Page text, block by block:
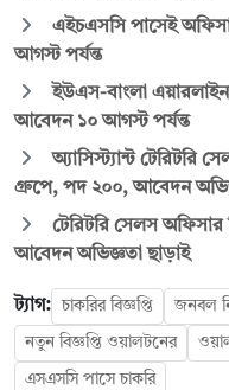
এইচএসসি পাসেই
আগস্ট পর্যন্ত
ইউএস-বাংলা
আবেদন ১০ আগস্ট পর্যন্ত
অ্যাসিস্ট্যান্ট টেরিটরি
গ্রুপে, পদ ২০০, আবেদন
টেরিটরি সেলস
আবেদন অভিজ্ঞতা ছাড়াই
ট্যাগ: চাকরির বিজ্ঞপ্তি জনবল
নতুন বিজ্ঞপ্তি ওয়ালটনের
এসএসসি পাসে চাকরি